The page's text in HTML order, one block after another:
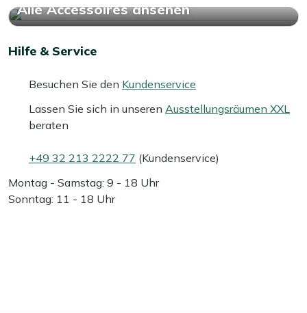
Alle Accessoires ansehen
Hilfe & Service
Besuchen Sie den Kundenservice
Lassen Sie sich in unseren Ausstellungsräumen XXL
beraten
+49 32 213 2222 77 (Kundenservice)
Montag - Samstag: 9 - 18 Uhr
Sonntag: 11 - 18 Uhr